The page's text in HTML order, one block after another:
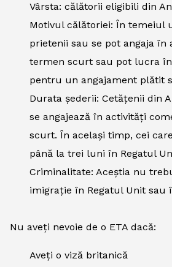
Vârsta: călătorii eligibili din
Motivul călătoriei: În temeiul
prietenii sau se pot angaja
termen scurt sau pot lucra
pentru un angajament plătit
Durata șederii: Cetățenii din
se angajează în activități
scurt. În același timp, cei
până la trei luni în Regatul
Criminalitate: Aceștia nu
imigrație în Regatul Unit sau
Nu aveți nevoie de o ETA dacă:
Aveți o viză britanică